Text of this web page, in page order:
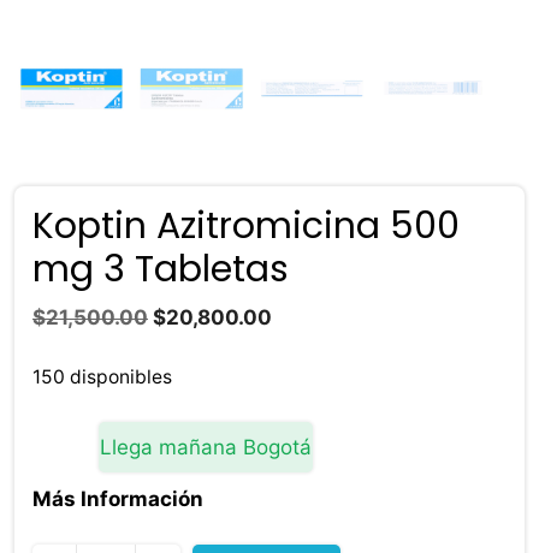
Koptin Azitromicina 500
mg 3 Tabletas
$21,500.00 El
original
$21,500.00.
$20,800.00
$20,800.00.
150 disponibles
Llega mañana Bogotá
Más Información